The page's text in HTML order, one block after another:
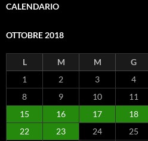
CALENDARIO
OTTOBRE 2018
L M M G
1
2 3 4
8
9 10 11
15
16 17 18
22
23 24 25